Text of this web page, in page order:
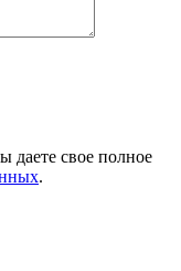
даете свое полное
.